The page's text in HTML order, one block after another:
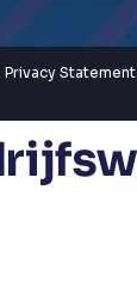
Privacy Statement